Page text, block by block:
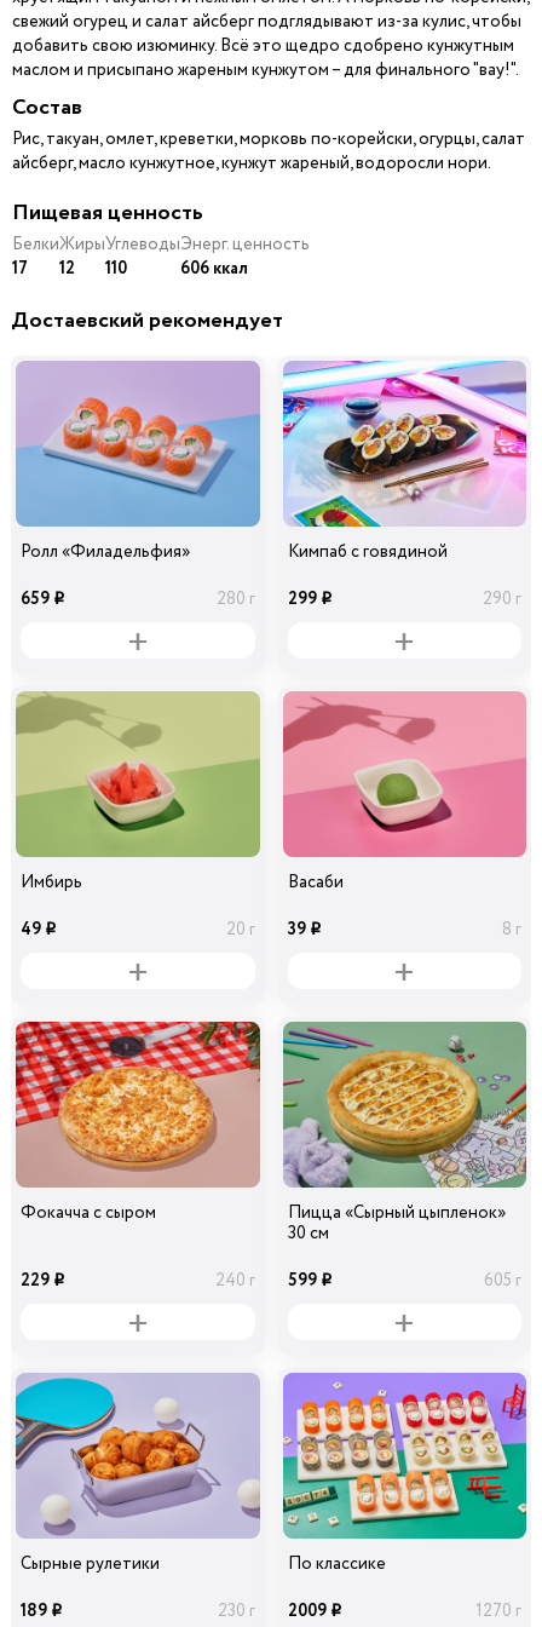
свежий огурец и салат айсберг подглядывают из-за кулис, чтобы
добавить свою изюминку. Всё это щедро сдобрено кунжутным
маслом и присыпано жареным кунжутом – для финального "вау!".
Состав
Рис, такуан, омлет, креветки, морковь по-корейски, огурцы, салат
айсберг, масло кунжутное, кунжут жареный, водоросли нори.
Пищевая ценность
Белки
17
Жиры
12
Углеводы
110
Энерг. ценность
606 ккал
Достаевский рекомендует
Ролл «Филадельфия»
659 i 280 г
Кимпаб с говядиной
299 i 290 г
Имбирь
49 i 20 г
Васаби
39 i 8 г
Фокачча с сыром
229 i 240 г
Пицца «Сырный цыпленок»
30 см
599 i 605 г
Сырные рулетики
189 i 230 г
По классике
2009 i 1270 г